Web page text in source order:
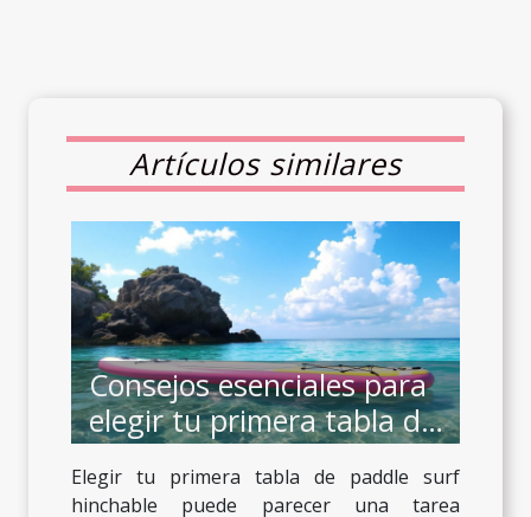
Artículos similares
Consejos esenciales para
elegir tu primera tabla de
paddle surf hinchable
Elegir tu primera tabla de paddle surf
hinchable puede parecer una tarea